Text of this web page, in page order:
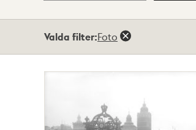
träffarValda filter:Foto